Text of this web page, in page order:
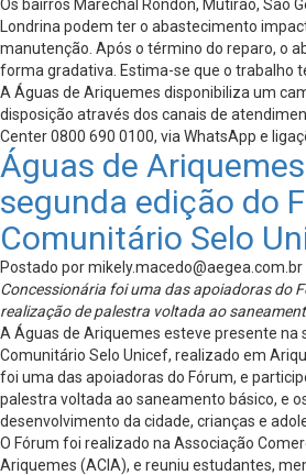
Os bairros Marechal Rondon, Mutirão, São
Londrina podem ter o abastecimento
manutenção. Após o término do reparo, o
forma gradativa. Estima-se que o trabalho
A Águas de Ariquemes disponibiliza um
disposição através dos canais de
Center 0800 690 0100, via WhatsApp e
Águas de
segunda edição do
Comunitário Selo
Postado pormikely.macedo@aegea.com.br
Concessionária foi uma das apoiadoras do
realização de palestra voltada ao
A Águas de Ariquemes esteve presente na
Comunitário Selo Unicef, realizado em
foi uma das apoiadoras do Fórum, e
palestra voltada ao saneamento básico, e
desenvolvimento da cidade, crianças e
O Fórum foi realizado na Associação
Ariquemes (ACIA), e reuniu estudantes,